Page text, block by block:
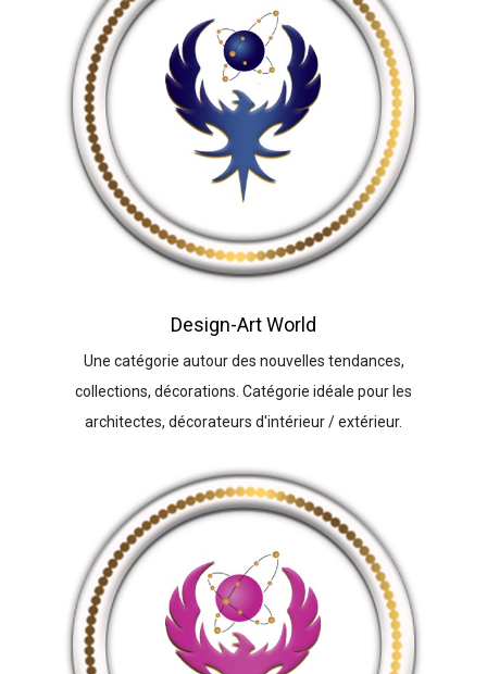
Design-Art World
Une catégorie autour des nouvelles tendances,
collections, décorations. Catégorie idéale pour les
architectes, décorateurs d'intérieur / extérieur.